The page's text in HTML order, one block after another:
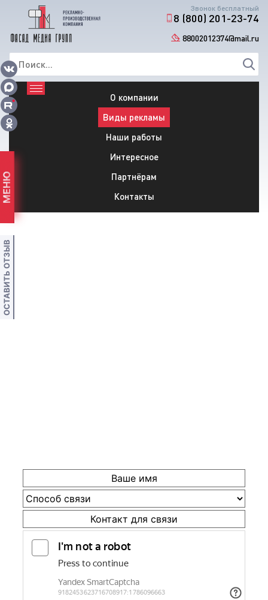
Звонок бесплатный
8 (800) 201-23-74
88002012374@mail.ru
О компании
Виды рекламы
Наши работы
Интересное
Партнёрам
Контакты
МЕНЮ
ОСТАВИТЬ ОТЗЫВ